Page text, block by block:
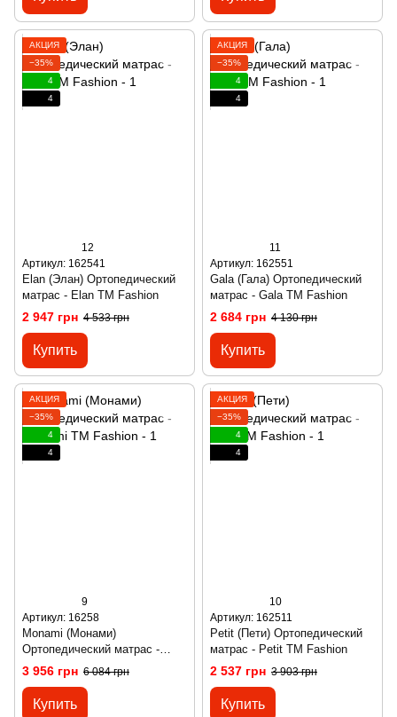
АКЦИЯ
−35%
4
4
12
Артикул: 162541
Elan (Элан) Ортопедический
матрас - Elan ТМ Fashion
2 947 грн 4 533 грн
Купить
АКЦИЯ
−35%
4
4
11
Артикул: 162551
Gala (Гала) Ортопедический
матрас - Gala ТМ Fashion
2 684 грн 4 130 грн
Купить
АКЦИЯ
−35%
4
4
9
Артикул: 16258
Monami (Монами)
Ортопедический матрас -
Monami ТМ Fashion
3 956 грн 6 084 грн
Купить
АКЦИЯ
−35%
4
4
10
Артикул: 162511
Petit (Пети) Ортопедический
матрас - Petit ТМ Fashion
2 537 грн 3 903 грн
Купить